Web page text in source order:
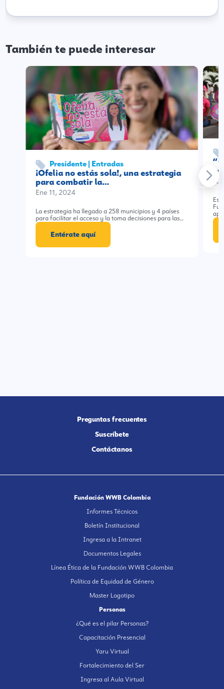
También te puede interesar
Presidente | Entradas
¡Ofelia no estás sola!, una estrategia
para combatir la…
Ene 11, 2024
La estrategia ha llegado a 258 municipios y 4 países
para facilitar el acceso y la toma decisiones para las…
Entérate aquí
Preguntas frecuentes
Suscríbete
Contáctanos
Fundación WWB Colombia
Informes Técnicos
Boletín Institucional
Ingresa a la Intranet
Documentos Legales
Línea Ética de la Fundación WWB Colombia
Política de Equidad de Género
Master Logotipo
Personas
¿Qué es el pilar Personas?
Capacitación Presencial
Yaru Virtual
Fortalecimiento del Ser
Ingresa al Aula Virtual